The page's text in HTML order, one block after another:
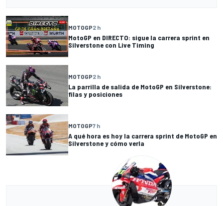
MOTOGP2 h
MotoGP en DIRECTO: sigue la carrera sprint en
Silverstone con Live Timing
MOTOGP2 h
La parrilla de salida de MotoGP en Silverstone:
filas y posiciones
MOTOGP7 h
A qué hora es hoy la carrera sprint de MotoGP en
Silverstone y cómo verla